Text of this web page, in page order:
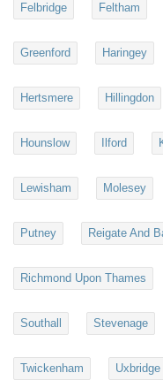
Felbridge Feltham
Greenford Haringey
Hertsmere Hillingdon
Hounslow Ilford
Lewisham Molesey
Putney Reigate And
Richmond Upon Thames
Southall Stevenage
Twickenham Uxbridge